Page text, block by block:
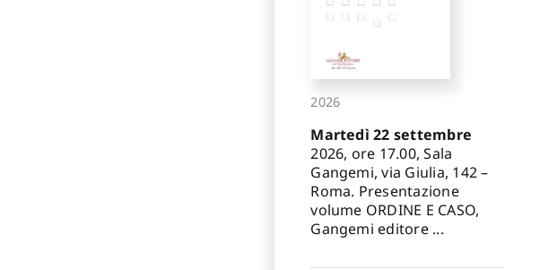
2026
Martedì 22 settembre
2026, ore 17.00, Sala
Gangemi, via Giulia, 142 –
Roma. Presentazione
volume ORDINE E CASO,
Gangemi editore ...